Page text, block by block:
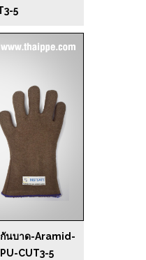
5
กันบาด-Aramid-
CUT3-5